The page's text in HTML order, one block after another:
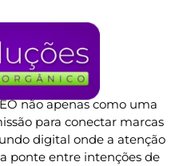
não apenas como uma
para conectar marcas
digital onde a atenção
ponte entre intenções de